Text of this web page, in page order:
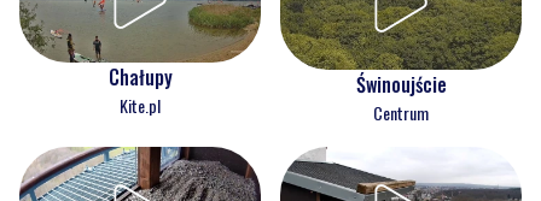
Chałupy
Kite.pl
Świnoujście
Centrum